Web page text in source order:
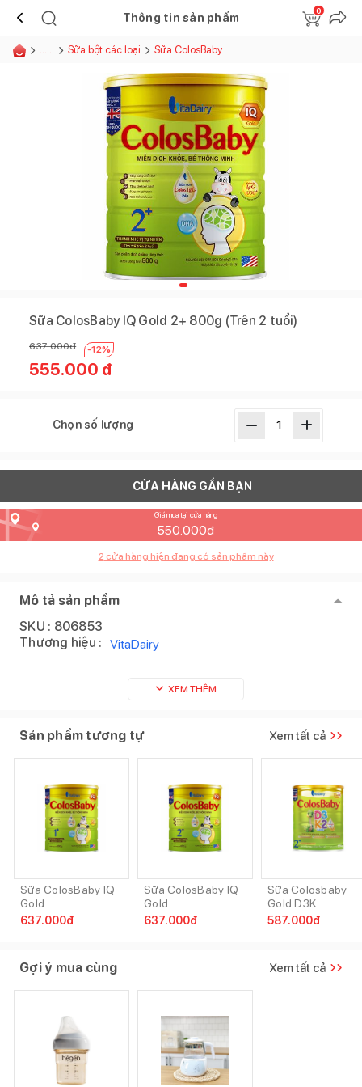
Thông tin sản phẩm
0
...... Sữa bột các loại Sữa ColosBaby
Sữa ColosBaby IQ Gold 2+ 800g (Trên 2 tuổi)
637.000đ -12%
555.000 đ
Chọn số lượng
CỬA HÀNG GẦN BẠN
Giá mua tại cửa hàng
550.000đ
2 cửa hàng hiện đang có sản phẩm này
Mô tả sản phẩm
SKU : 806853
Thương hiệu : VitaDairy
XEM THÊM
Sản phẩm tương tự Xem tất cả
Sữa ColosBaby IQ
Gold ...
637.000đ
Sữa ColosBaby IQ
Gold ...
637.000đ
Sữa Colosbaby
Gold D3K...
587.000đ
Gợi ý mua cùng Xem tất cả